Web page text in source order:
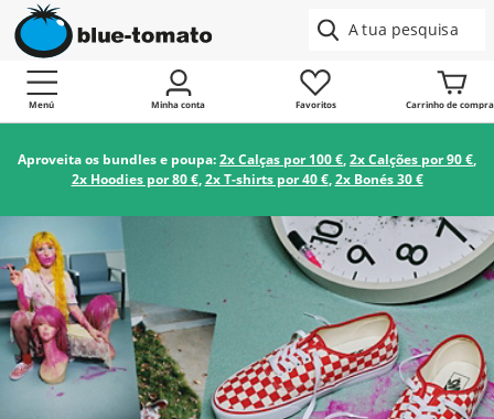
Menú Minha conta Favoritos Carrinho de
Aproveita os bundles e poupa:2x Calças por 100 €,2x Calções por 90 €,
2x Hoodies por 80 €,2x T-shirts por 40 €,2x Bonés 30 €